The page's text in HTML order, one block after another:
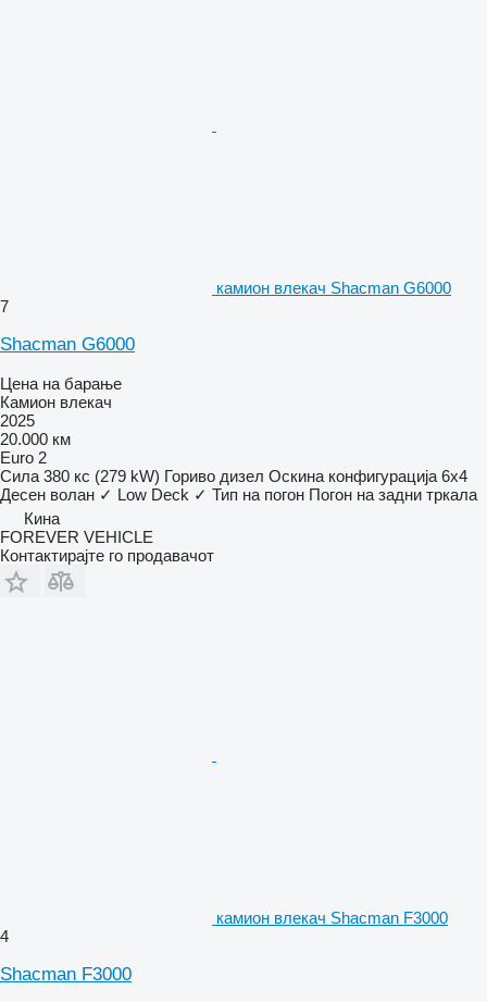
камион влекач Shacman G6000
7
Shacman G6000
Цена на барање
Камион влекач
2025
20.000 км
Euro 2
Сила 380 кс (279 kW) Гориво дизел Оскина конфигурација 6x4
Десен волан ✓ Low Deck ✓ Тип на погон Погон на задни тркала
Кина
FOREVER VEHICLE
Контактирајте го продавачот
камион влекач Shacman F3000
4
Shacman F3000